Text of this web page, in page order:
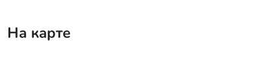
На карте